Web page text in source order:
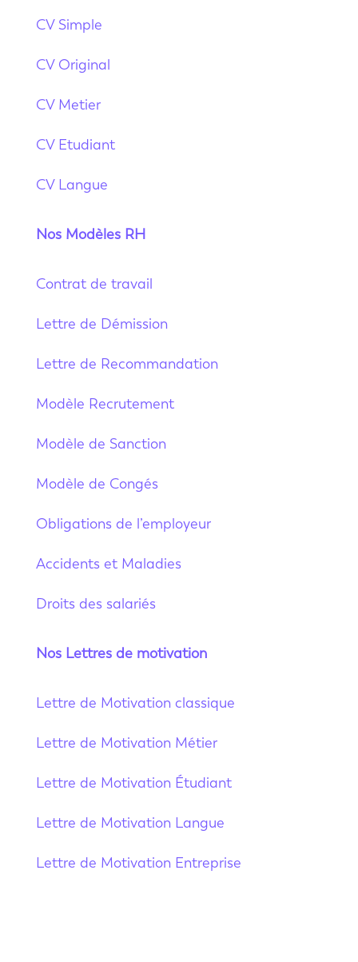
CV Simple
CV Original
CV Metier
CV Etudiant
CV Langue
Nos Modèles RH
Contrat de travail
Lettre de Démission
Lettre de Recommandation
Modèle Recrutement
Modèle de Sanction
Modèle de Congés
Obligations de l’employeur
Accidents et Maladies
Droits des salariés
Nos Lettres de motivation
Lettre de Motivation classique
Lettre de Motivation Métier
Lettre de Motivation Étudiant
Lettre de Motivation Langue
Lettre de Motivation Entreprise